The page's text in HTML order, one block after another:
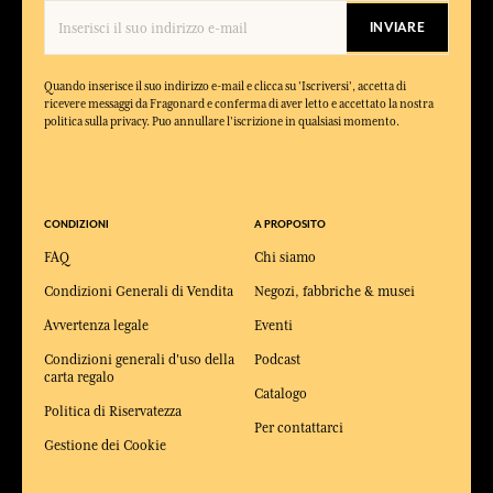
INVIARE
Quando inserisce il suo indirizzo e-mail e clicca su 'Iscriversi', accetta di
ricevere messaggi da Fragonard e conferma di aver letto e accettato la nostra
politica sulla privacy. Puo annullare l'iscrizione in qualsiasi momento.
CONDIZIONI
FAQ
Condizioni Generali di Vendita
Avvertenza legale
Condizioni generali d'uso della
carta regalo
Politica di Riservatezza
Gestione dei Cookie
A PROPOSITO
Chi siamo
Negozi, fabbriche & musei
Eventi
Podcast
Catalogo
Per contattarci